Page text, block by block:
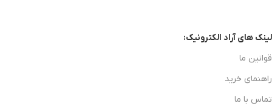
لینک های آراد الکترونیک:
قوانین ما
راهنمای خرید
تماس با ما